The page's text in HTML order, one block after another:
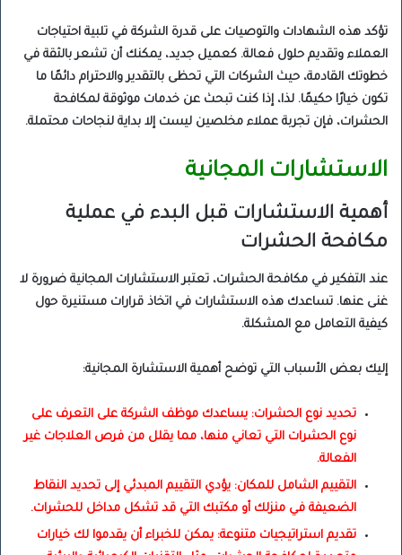
تؤكد هذه الشهادات والتوصيات على قدرة الشركة في تلبية احتياجات
العملاء وتقديم حلول فعالة. كعميل جديد، يمكنك أن تشعر بالثقة في
خطوتك القادمة، حيث الشركات التي تحظى بالتقدير والاحترام دائمًا ما
تكون خيارًا حكيمًا. لذا، إذا كنت تبحث عن خدمات موثوقة لمكافحة
الحشرات، فإن تجربة عملاء مخلصين ليست إلا بداية لنجاحات محتملة.
الاستشارات المجانية
أهمية الاستشارات قبل البدء في عملية
مكافحة الحشرات
عند التفكير في مكافحة الحشرات، تعتبر الاستشارات المجانية ضرورة لا
غنى عنها. تساعدك هذه الاستشارات في اتخاذ قرارات مستنيرة حول
كيفية التعامل مع المشكلة.
إليك بعض الأسباب التي توضح أهمية الاستشارة المجانية:
تحديد نوع الحشرات: يساعدك موظف الشركة على التعرف على
نوع الحشرات التي تعاني منها، مما يقلل من فرص العلاجات غير
الفعالة.
التقييم الشامل للمكان: يؤدي التقييم المبدئي إلى تحديد النقاط
الضعيفة في منزلك أو مكتبك التي قد تشكل مداخل للحشرات.
تقديم استراتيجيات متنوعة: يمكن للخبراء أن يقدموا لك خيارات